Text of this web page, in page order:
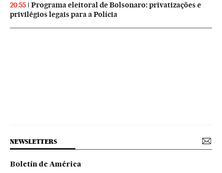
20:55
Programa eleitoral de Bolsonaro: privatizações e
privilégios legais para a Polícia
NEWSLETTERS
Boletín de América